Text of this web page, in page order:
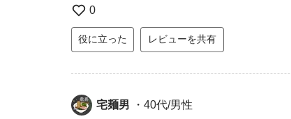
0
役に立った レビューを共有
宅麺男 ・40代/男性